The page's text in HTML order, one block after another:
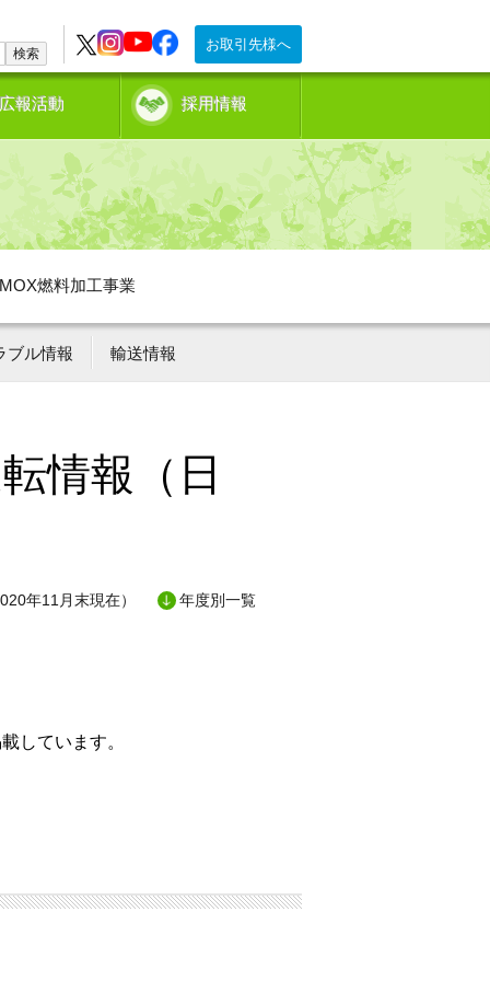
お取引先様へ
検索
報活動 採用情報
燃料加工事業
ブル情報 輸送情報
情報（日
年11月末現在） 年度別一覧
しています。